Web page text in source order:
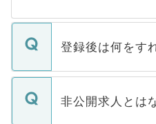
登録後は何をす
ご登録いただきま
登録内容を確認し
非公開求人とは